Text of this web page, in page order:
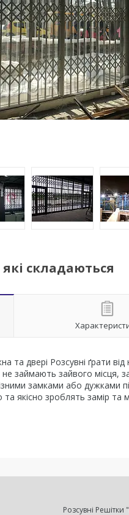
складаються
та двері Розсувні ґрати
не займають зайвого
замками або
та якісно зроблять замір